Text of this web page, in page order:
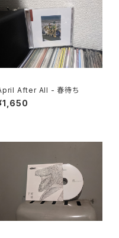
After All - 春待ち